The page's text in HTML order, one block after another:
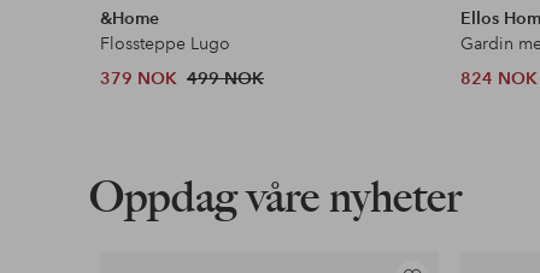
&Home
Flossteppe Lugo
379 NOK 499 NOK
Ellos
824 NOK
Oppdag våre nyheter